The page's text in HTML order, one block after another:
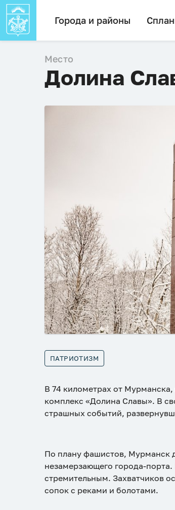
Города и районы
Место
Долина
ПАТРИОТИЗМ
В 74 километрах от
комплекс «Долина Славы». В
страшных событий,
По плану фашистов, Мурманск
незамерзающего города-
стремительным. Захватчиков
сопок с реками и болотами.